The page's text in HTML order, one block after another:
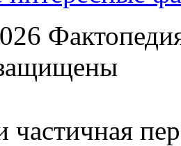
частичная